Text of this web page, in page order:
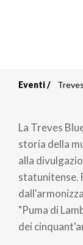
di
pane
Eventi
La Treves
storia della
alla
statunitense.
"Puma di
dei